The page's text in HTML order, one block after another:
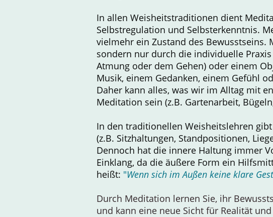
In allen Weisheitstraditionen dient
Selbstregulation und Selbsterkenntnis.
vielmehr ein Zustand des
sondern nur durch die individuelle
Atmung oder dem Gehen) oder einem
Musik, einem Gedanken, einem Gefühl
Daher kann alles, was wir im Alltag mit
Meditation sein (z.B. Gartenarbeit,
In den traditionellen Weisheitslehren
(z.B. Sitzhaltungen, Standpositionen,
Dennoch hat die innere Haltung immer
Einklang, da die äußere Form ein
heißt: "Wenn sich im Außen keine klare
Durch Meditation lernen Sie, ihr
und kann eine neue Sicht für Realität